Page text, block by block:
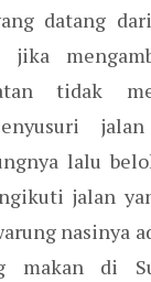
datang
jika
tidak
lalu
jalan
nasinya
makan di